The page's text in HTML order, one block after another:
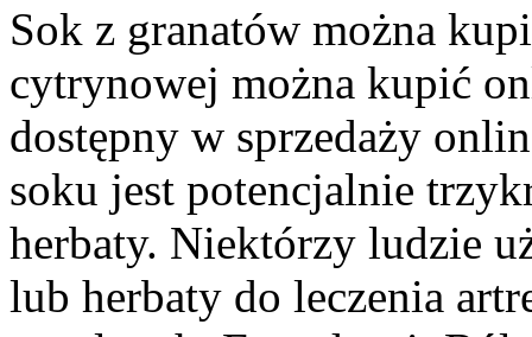
Sok z granatów można
cytrynowej można kupić
dostępny w sprzedaży
soku jest potencjalnie
herbaty. Niektórzy ludzie
lub herbaty do leczenia